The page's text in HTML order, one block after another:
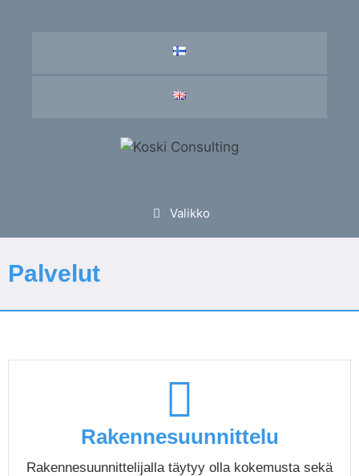
Valikko
Palvelut
Rakennesuunnittelu
Rakennesuunnittelijalla täytyy olla kokemusta sekä